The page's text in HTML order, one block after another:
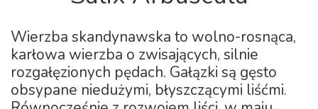
Wierzba skandynawska to wolno-rosnąca,
karłowa wierzba o zwisających, silnie
rozgałęzionych pędach. Gałązki są gęsto
obsypane niedużymi, błyszczącymi liśćmi.